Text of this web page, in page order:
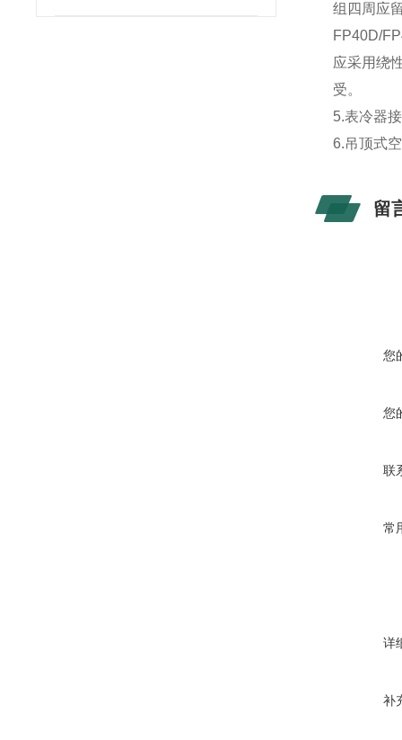
组四周应
FP40D/
应采用绕
受。
5.表冷器
6.吊顶式
留
您
您
联
常
详
补